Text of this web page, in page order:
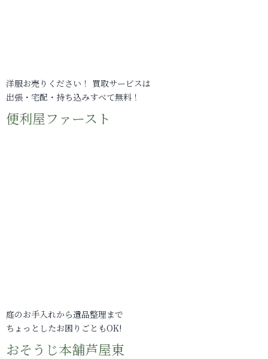
洋服お売りください！ 買取サービスは
出張・宅配・持ち込みすべて無料！
便利屋ファースト
庭のお手入れから遺品整理まで
ちょっとしたお困りごともOK!
おそうじ本舗芦屋東